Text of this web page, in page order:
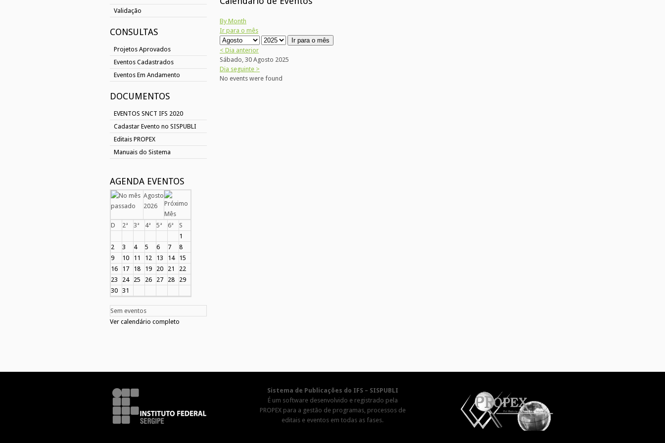
Validação
CONSULTAS
Projetos Aprovados
Eventos Cadastrados
Eventos Em Andamento
DOCUMENTOS
EVENTOS SNCT IFS 2020
Cadastar Evento no SISPUBLI
Editais PROPEX
Manuais do Sistema
AGENDA EVENTOS
Agosto
2026
D 2ª 3ª 4ª 5ª 6ª
S
1
2
3 4 5 6 7
8
9
10 11 12 13 14
15
16
17 18 19 20 21
22
23
24 25 26 27 28
29
30 31
Sem eventos
Ver calendário completo
By Month
Ir para o mês
Ir para o mês
< Dia anterior
Sábado, 30 Agosto 2025
Dia seguinte >
No events were found
Sistema de Publicações do IFS – SISPUBLI
É um software desenvolvido e registrado pela
PROPEX para a gestão de programas, processos de
editais e eventos em todas as fases.